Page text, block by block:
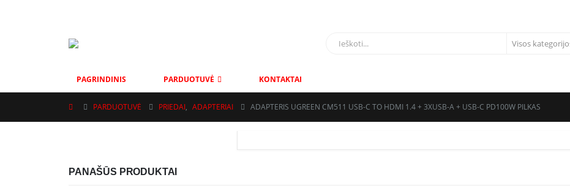
PAGRINDINIS PARDUOTUVĖ KONTAKTAI
PARDUOTUVĖ PRIEDAI, ADAPTERIAI ADAPTERIS UGREEN CM511 USB-C TO HDMI 1.4 + 3XUSB-A + USB-C PD100W PILKAS
PANAŠŪS PRODUKTAI